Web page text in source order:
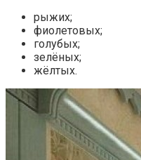
рыжих;
фиолетовых;
голубых;
зелёных;
жёлтых.